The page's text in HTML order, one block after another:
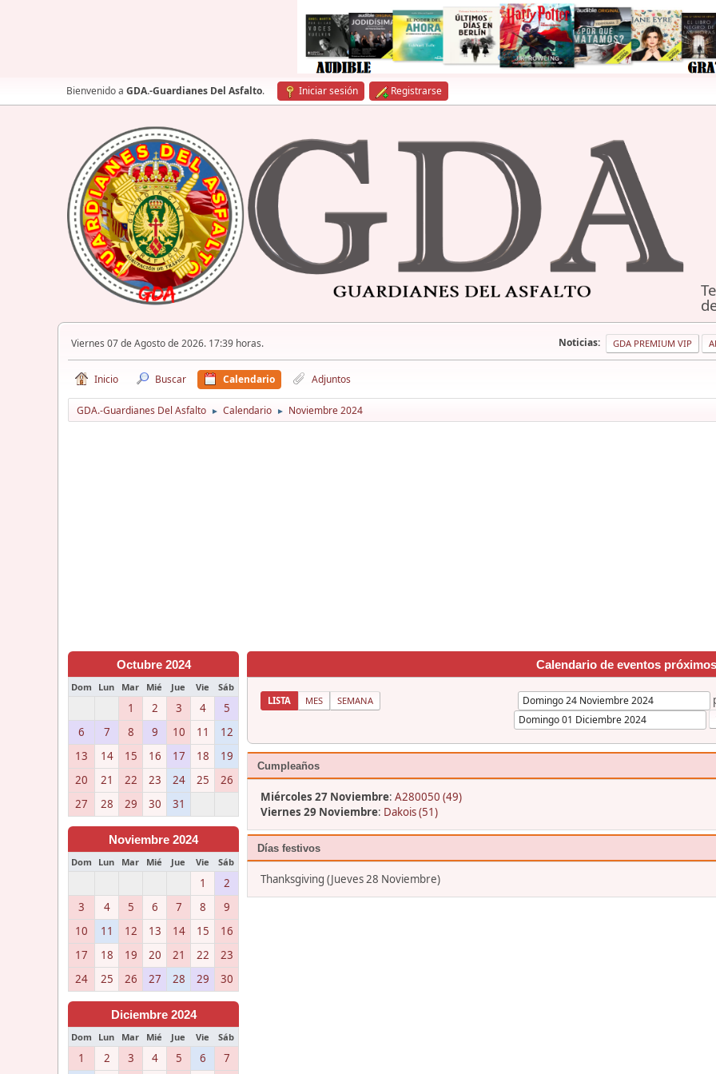
Bienvenido a GDA.-Guardianes Del Asfalto. Iniciar sesión Registrarse
Viernes 07 de Agosto de 2026. 17:39 horas. Noticias: GDA PREMIUM VIP
Inicio Buscar Calendario Adjuntos
GDA.-Guardianes Del Asfalto ► Calendario ► Noviembre 2024
Octubre 2024
Dom Lun Mar Mié Jue Vie Sáb
1 2 3 4
5
6
7 8 9 10 11
12
13
14 15 16 17 18
19
20
21 22 23 24 25
26
27
28 29 30 31
Noviembre 2024
Dom Lun Mar Mié Jue Vie Sáb
1
2
3
4 5 6 7 8
9
10
11 12 13 14 15
16
17
18 19 20 21 22
23
24
25 26 27 28 29 30
Diciembre 2024
Dom Lun Mar Mié Jue Vie Sáb
1 2 3 4 5 6 7
Calendario de eventos próximos
LISTA MES SEMANA
Cumpleaños
Miércoles 27 Noviembre: A280050 (49)
Viernes 29 Noviembre: Dakois (51)
Días festivos
Thanksgiving (Jueves 28 Noviembre)